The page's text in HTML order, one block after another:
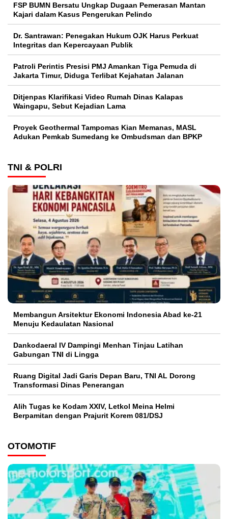
FSP BUMN Bersatu Ungkap Dugaan Pemerasan Mantan
Kajari dalam Kasus Pengerukan Pelindo
Dr. Santrawan: Penegakan Hukum OJK Harus Perkuat
Integritas dan Kepercayaan Publik
Patroli Perintis Presisi PMJ Amankan Tiga Pemuda di
Jakarta Timur, Diduga Terlibat Kejahatan Jalanan
Ditjenpas Klarifikasi Video Rumah Dinas Kalapas
Waingapu, Sebut Kejadian Lama
Proyek Geothermal Tampomas Kian Memanas, MASL
Adukan Pemkab Sumedang ke Ombudsman dan BPKP
TNI & POLRI
Membangun Arsitektur Ekonomi Indonesia Abad ke-21
Menuju Kedaulatan Nasional
Dankodaeral IV Dampingi Menhan Tinjau Latihan
Gabungan TNI di Lingga
Ruang Digital Jadi Garis Depan Baru, TNI AL Dorong
Transformasi Dinas Penerangan
Alih Tugas ke Kodam XXIV, Letkol Meina Helmi
Berpamitan dengan Prajurit Korem 081/DSJ
OTOMOTIF